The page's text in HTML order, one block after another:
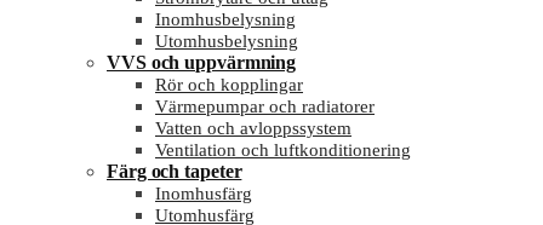
Inomhusbelysning
Utomhusbelysning
VVS och uppvärmning
Rör och kopplingar
Värmepumpar och radiatorer
Vatten och avloppssystem
Ventilation och luftkonditionering
Färg och tapeter
Inomhusfärg
Utomhusfärg